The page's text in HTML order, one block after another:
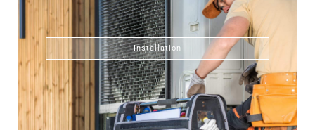
Installation